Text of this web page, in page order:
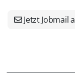
Jetzt Jobmail